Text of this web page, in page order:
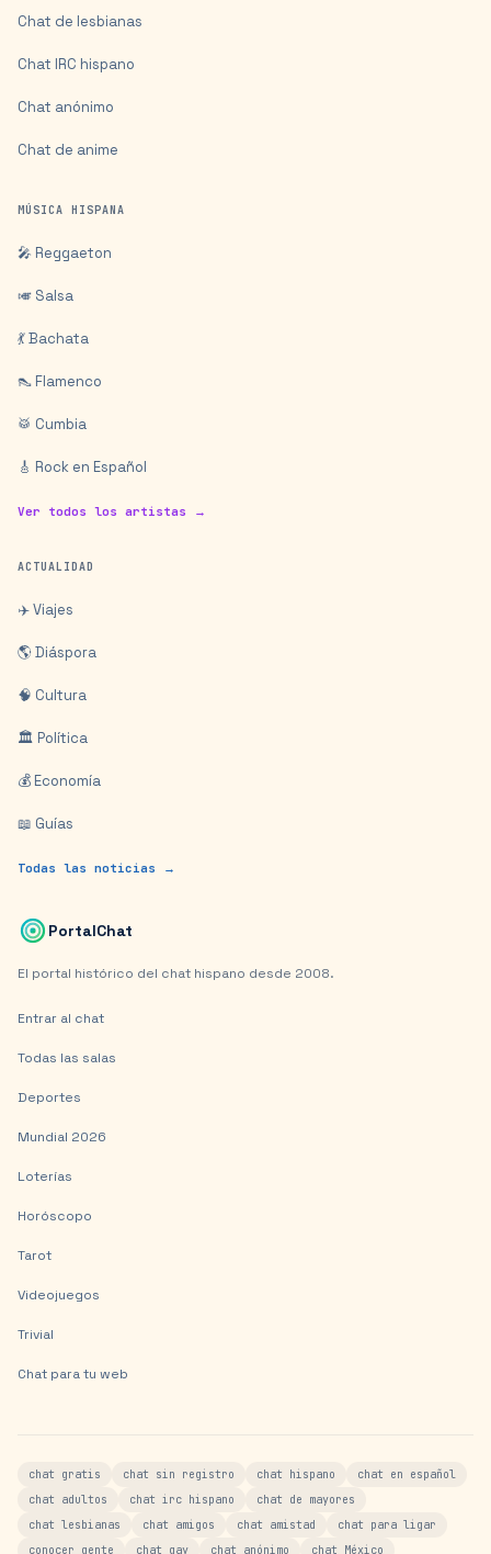
Chat de lesbianas
Chat IRC hispano
Chat anónimo
Chat de anime
MÚSICA HISPANA
🎤 Reggaeton
🎺 Salsa
💃 Bachata
👠 Flamenco
🥁 Cumbia
🎸 Rock en Español
Ver todos los artistas →
ACTUALIDAD
✈️ Viajes
🌎 Diáspora
🧠 Cultura
🏛️ Política
💰 Economía
📖 Guías
Todas las noticias →
PortalChat
El portal histórico del chat hispano desde 2008.
Entrar al chat
Todas las salas
Deportes
Mundial 2026
Loterías
Horóscopo
Tarot
Videojuegos
Trivial
Chat para tu web
chat gratis chat sin registro chat hispano
chat en español
chat adultos
chat irc hispano
chat de mayores
chat lesbianas
chat amigos chat amistad
chat para ligar
conocer gente
chat gay chat anónimo chat México